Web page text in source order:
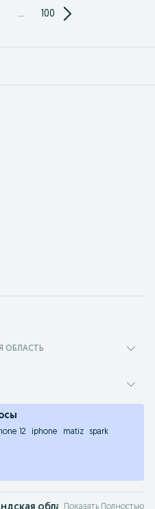
... 100
ОБЛАСТЬ
12 iphone matiz
spark
Показать Полностью